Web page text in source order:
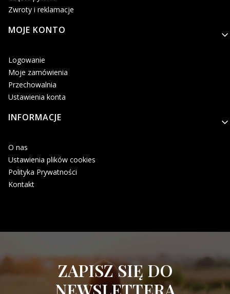
Zwroty i reklamacje
MOJE KONTO
Logowanie
Moje zamówienia
Przechowalnia
Ustawienia konta
INFORMACJE
O nas
Ustawienia plików cookies
Polityka Prywatności
Kontakt
ZAPISZ SIĘ DO